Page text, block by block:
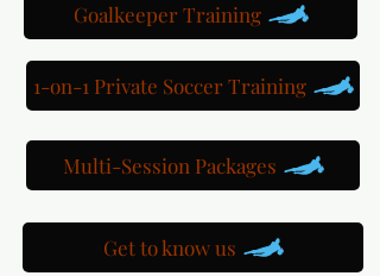
Goalkeeper Training
1-on-1 Private Soccer Training
Multi-Session Packages
Get to know us